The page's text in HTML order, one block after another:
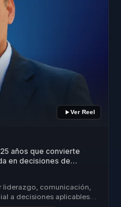
Ver Reel
años que convierte
en decisiones de
liderazgo, comunicación,
a decisiones aplicables